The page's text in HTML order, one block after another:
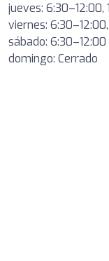
jueves: 6:30–12:00,
viernes:
sábado: 6:30–12:00
domingo: Cerrado